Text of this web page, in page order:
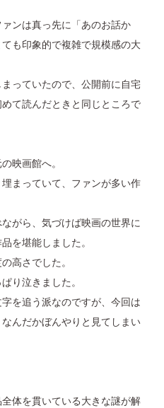
ンは真っ先に「あのお話か
も印象的で複雑で規模感の大
っていたので、公開前に自宅
て読んだときと同じところで
映画館へ。
まっていて、ファンが多い作
がら、気づけば映画の世界に
を堪能しました。
高さでした。
り泣きました。
を追う派なのですが、今回は
んだかぼんやりと見てしまい
体を貫いている大きな謎が解